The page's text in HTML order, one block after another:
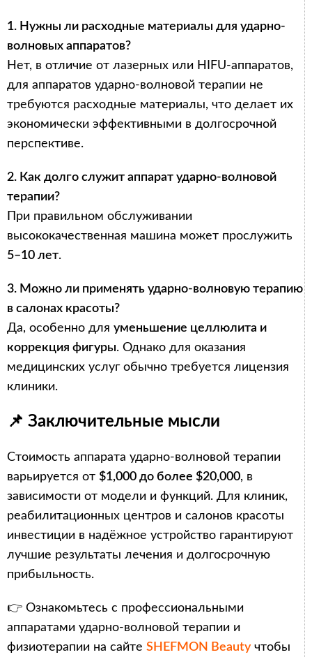
1. Нужны ли расходные материалы для ударно-
волновых аппаратов?
Нет, в отличие от лазерных или HIFU-аппаратов,
для аппаратов ударно-волновой терапии не
требуются расходные материалы, что делает их
экономически эффективными в долгосрочной
перспективе.
2. Как долго служит аппарат ударно-волновой
терапии?
При правильном обслуживании
высококачественная машина может прослужить
5–10 лет.
3. Можно ли применять ударно-волновую терапию
в салонах красоты?
Да, особенно для уменьшение целлюлита и
коррекция фигуры. Однако для оказания
медицинских услуг обычно требуется лицензия
клиники.
📌 Заключительные мысли
Стоимость аппарата ударно-волновой терапии
варьируется от $1,000 до более $20,000, в
зависимости от модели и функций. Для клиник,
реабилитационных центров и салонов красоты
инвестиции в надёжное устройство гарантируют
лучшие результаты лечения и долгосрочную
прибыльность.
👉 Ознакомьтесь с профессиональными
аппаратами ударно-волновой терапии и
физиотерапии на сайте SHEFMON Beautyчтобы